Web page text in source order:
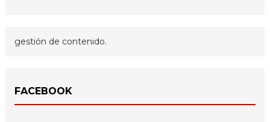
gestión de contenido.
FACEBOOK